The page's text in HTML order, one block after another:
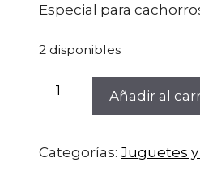
Especial para
2 disponibles
Mordedor
mopa
Añadir al
Categorías:Juguetes